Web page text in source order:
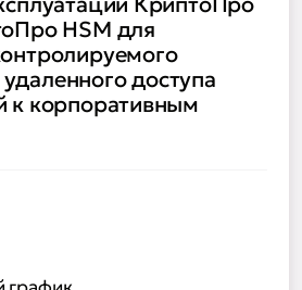
HSM для
доступа
к корпоративным